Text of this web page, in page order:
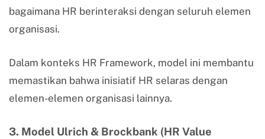
bagaimana HR berinteraksi dengan seluruh elemen
organisasi.
Dalam konteks HR Framework, model ini membantu
memastikan bahwa inisiatif HR selaras dengan
elemen-elemen organisasi lainnya.
3. Model Ulrich & Brockbank (HR Value